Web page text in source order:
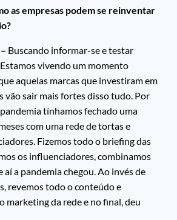
as empresas podem se reinventar
Buscando informar-se e testar
vivendo um momento
aquelas marcas que investiram em
vão sair mais fortes disso tudo. Por
tínhamos fechado uma
com uma rede de tortas e
Fizemos todo o briefing das
os influenciadores, combinamos
aí a pandemia chegou. Ao invés de
revemos todo o conteúdo e
marketing da rede e no final, deu